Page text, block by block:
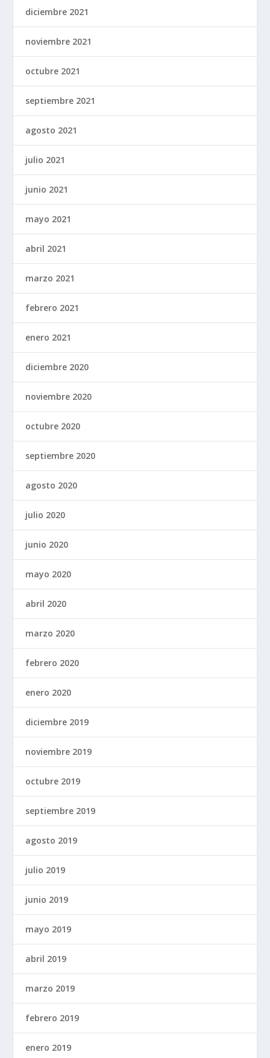
diciembre 2021
noviembre 2021
octubre 2021
septiembre 2021
agosto 2021
julio 2021
junio 2021
mayo 2021
abril 2021
marzo 2021
febrero 2021
enero 2021
diciembre 2020
noviembre 2020
octubre 2020
septiembre 2020
agosto 2020
julio 2020
junio 2020
mayo 2020
abril 2020
marzo 2020
febrero 2020
enero 2020
diciembre 2019
noviembre 2019
octubre 2019
septiembre 2019
agosto 2019
julio 2019
junio 2019
mayo 2019
abril 2019
marzo 2019
febrero 2019
enero 2019